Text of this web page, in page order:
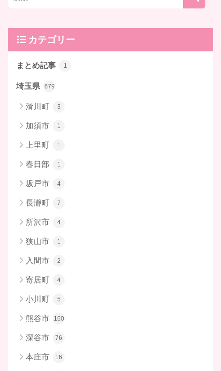
カテゴリー
まとめ記事 1
埼玉県 679
滑川町 3
加須市 1
上里町 1
春日部 1
坂戸市 4
長瀞町 7
所沢市 4
狭山市 1
入間市 2
寄居町 4
小川町 5
熊谷市 160
深谷市 76
本庄市 16